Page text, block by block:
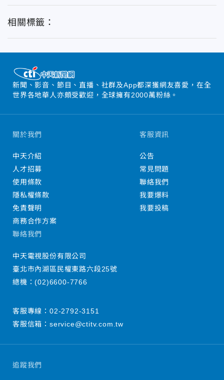
相關標籤：
新聞、影音、節目、直播、社群及App都深獲網友喜愛，在全
世界各地華人亦頗受歡迎，全球擁有2000萬粉絲。
追蹤我們
關於我們
中天介紹
人才招募
使用條款
隱私權條款
免責聲明
商務合作方案
客服資訊
公告
常見問題
聯絡我們
我要爆料
我要投稿
聯絡我們
中天電視股份有限公司
臺北市內湖區民權東路六段25號
總機：(02)6600-7766
客服專線： 02-2792-3151
客服信箱： service@ctitv.com.tw